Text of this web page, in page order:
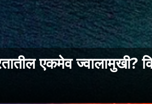
एकमेव ज्वालामुखी?